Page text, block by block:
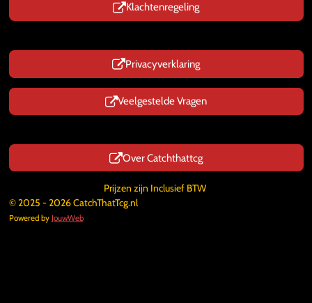
Klachtenregeling
Privacyverklaring
Veelgestelde Vragen
Over Catchthattcg
Prijzen zijn Inclusief BTW
© 2025 - 2026 CatchThatTcg.nl
Powered by JouwWeb